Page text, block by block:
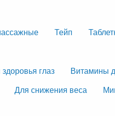
Тейп
глаз Витамины
Для снижения веса